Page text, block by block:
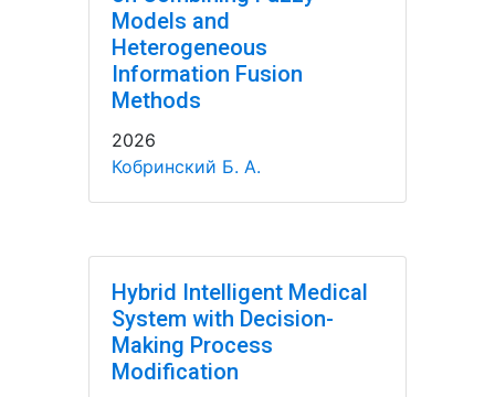
Models and
Heterogeneous
Information Fusion
Methods
2026
Кобринский Б. А.
Hybrid Intelligent Medical
System with Decision-
Making Process
Modification